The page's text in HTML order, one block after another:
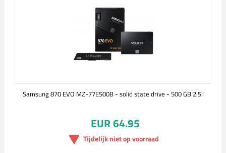
Samsung 870 EVO MZ-77E500B - solid state drive - 500 GB 2.5"
EUR 64.95
Tijdelijk niet op voorraad